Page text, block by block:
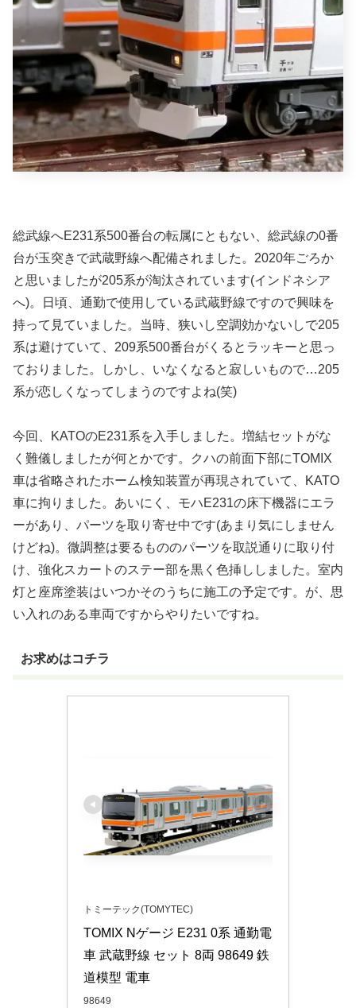
総武線へE231系500番台の転属にともない、総武線の0番
台が玉突きで武蔵野線へ配備されました。2020年ごろか
と思いましたが205系が淘汰されています(インドネシア
へ)。日頃、通勤で使用している武蔵野線ですので興味を
持って見ていました。当時、狭いし空調効かないしで205
系は避けていて、209系500番台がくるとラッキーと思っ
ておりました。しかし、いなくなると寂しいもので…205
系が恋しくなってしまうのですよね(笑)
今回、KATOのE231系を入手しました。増結セットがな
く難儀しましたが何とかです。クハの前面下部にTOMIX
車は省略されたホーム検知装置が再現されていて、KATO
車に拘りました。あいにく、モハE231の床下機器にエラ
ーがあり、パーツを取り寄せ中です(あまり気にしません
けどね)。微調整は要るもののパーツを取説通りに取り付
け、強化スカートのステー部を黒く色挿ししました。室内
灯と座席塗装はいつかそのうちに施工の予定です。が、思
い入れのある車両ですからやりたいですね。
お求めはコチラ
トミーテック(TOMYTEC)
TOMIX Nゲージ E231 0系 通勤電
車 武蔵野線 セット 8両 98649 鉄
道模型 電車
98649